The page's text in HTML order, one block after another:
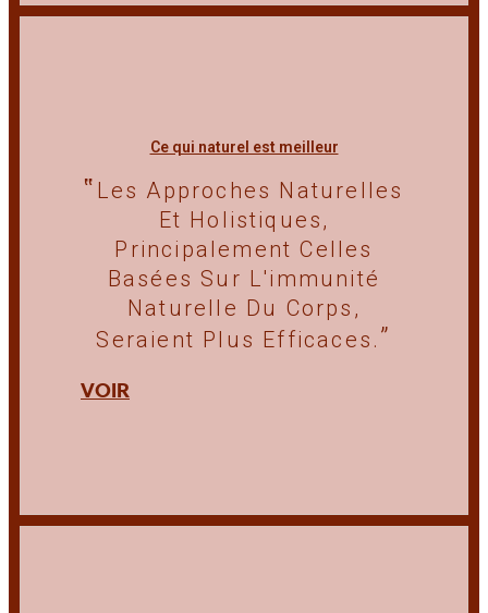
Ce qui naturel est meilleur
Les Approches Naturelles
Et Holistiques,
Principalement Celles
Basées Sur L'immunité
Naturelle Du Corps,
Seraient Plus Efficaces.
VOIR